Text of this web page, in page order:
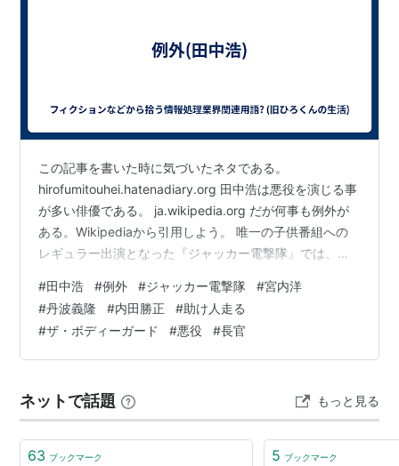
ビッグワン／番場壮吉……宮内洋
ジョーカー／鯨井大助……田中浩
鉄の爪・アイアンクロー……石橋雅史
ナレーター……大平透
スタッフ
原作：石森章太郎
プロデューサー：吉川進（東映） 荻野隆史 小泉
脚本：上原正三、押川国秋、曽田博久、高久進、新
井光、平山公夫
監督：竹本弘一、奥中惇夫、田口勝彦、山田稔
この記事を書いた時に気づいたネタである。
hirofumitouhei.hatenadiary.org 田中浩は悪役を演じる事
が多い俳優である。 ja.wikipedia.org だが何事も例外が
ある。Wikipediaから引用しよう。 唯一の子供番組への
レギュラー出演となった『ジャッカー電撃隊』では、一
こなせるか不安になったという。しかし、プロデューサ
ーの吉川進から伝えられた「威厳のある父親」というイ
メージに徹し、さらに自身の子供が番組を見て喜んでい
たことで自信を持つことができたと述べている。主演の
#田中浩 #例外 #ジャッカー電撃隊 #宮内洋
#丹波義隆 #内田勝正 #助け人走る
#ザ・ボディーガード #悪役 #長官
ネットで話題 もっと見る
63 ブックマーク 5 ブックマーク